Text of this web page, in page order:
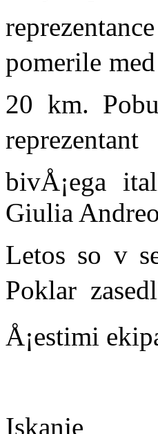
pomerile
20 km.
bivÅ¡ega
Giulia
Letos so v
Poklar
Å¡estimi
Iskanje